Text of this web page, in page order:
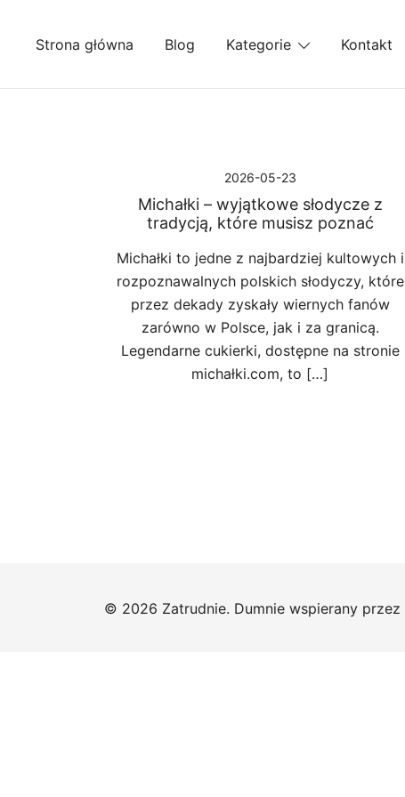
Strona główna Blog Kategorie Kontakt
2026-05-23
Michałki – wyjątkowe słodycze z
tradycją, które musisz poznać
Michałki to jedne z najbardziej kultowych i
rozpoznawalnych polskich słodyczy, które
przez dekady zyskały wiernych fanów
zarówno w Polsce, jak i za granicą.
Legendarne cukierki, dostępne na stronie
michałki.com, to […]
© 2026 Zatrudnie. Dumnie wspierany przez